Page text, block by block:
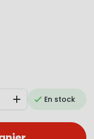
AugmenterEn stock